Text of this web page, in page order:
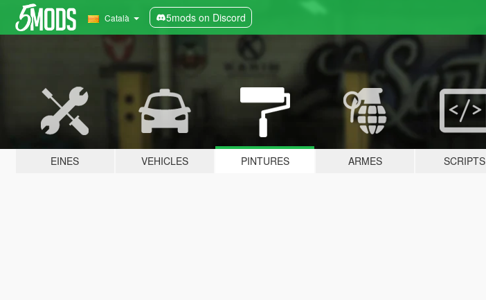
Català 5mods on Discord
EINES VEHICLES PINTURES ARMES SCRIPTS